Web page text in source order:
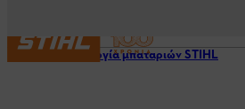
Τεχνολογία μπαταριών STIHL